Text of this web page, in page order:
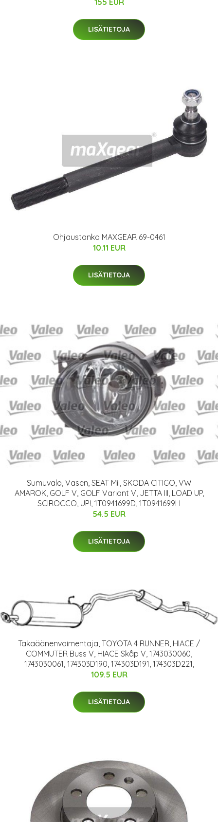
155 EUR
LISÄTIETOJA
Ohjaustanko MAXGEAR 69-0461
10.11 EUR
LISÄTIETOJA
Sumuvalo, Vasen, SEAT Mii, SKODA CITIGO, VW
AMAROK, GOLF V, GOLF Variant V, JETTA III, LOAD UP,
SCIROCCO, UP!, 1T0941699D, 1T0941699H
54.5 EUR
LISÄTIETOJA
Takaäänenvaimentaja, TOYOTA 4 RUNNER, HIACE /
COMMUTER Buss V, HIACE Skåp V, 1743030060,
1743030061, 174303D190, 174303D191, 174303D221,
109.5 EUR
LISÄTIETOJA